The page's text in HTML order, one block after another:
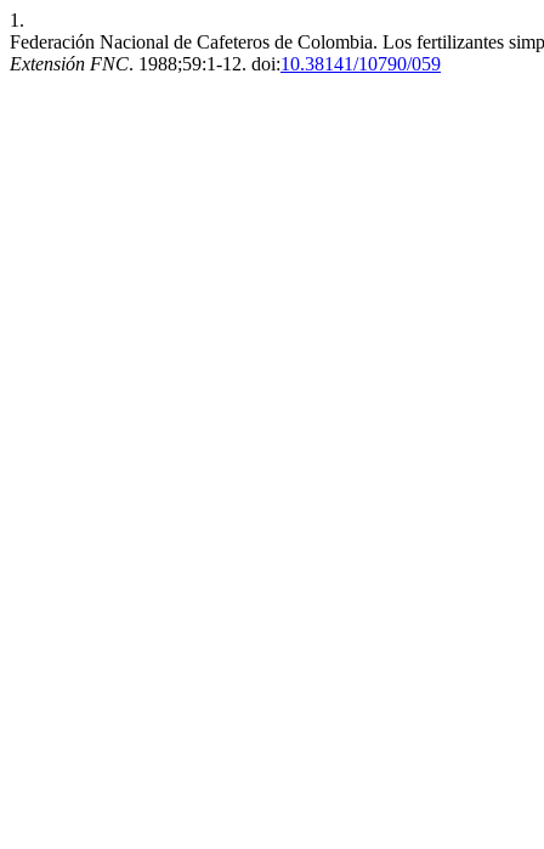
1.
Federación Nacional de Cafeteros de Colombia. Los fertilizantes
Extensión FNC. 1988;59:1-12. doi:10.38141/10790/059